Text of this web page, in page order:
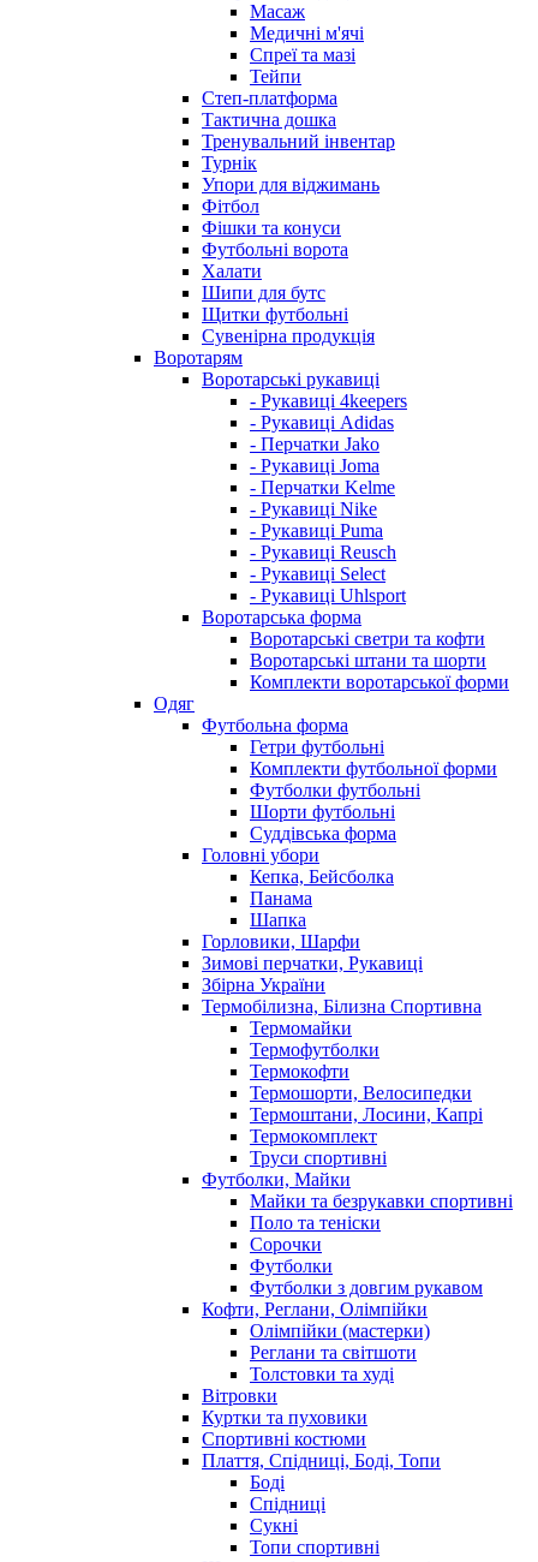
Масаж
Медичні м'ячі
Спреї та мазі
Тейпи
Степ-платформа
Тактична дошка
Тренувальний інвентар
Турнік
Упори для віджимань
Фітбол
Фішки та конуси
Футбольні ворота
Халати
Шипи для бутс
Щитки футбольні
Сувенірна продукція
Воротарям
Воротарські рукавиці
- Рукавиці 4keepers
- Рукавиці Adidas
- Перчатки Jako
- Рукавиці Joma
- Перчатки Kelme
- Рукавиці Nike
- Рукавиці Puma
- Рукавиці Reusch
- Рукавиці Select
- Рукавиці Uhlsport
Воротарська форма
Воротарські светри та кофти
Воротарські штани та шорти
Комплекти воротарської форми
Одяг
Футбольна форма
Гетри футбольні
Комплекти футбольної форми
Футболки футбольні
Шорти футбольні
Суддівська форма
Головні убори
Кепка, Бейсболка
Панама
Шапка
Горловики, Шарфи
Зимові перчатки, Рукавиці
Збірна України
Термобілизна, Білизна Спортивна
Термомайки
Термофутболки
Термокофти
Термошорти, Велосипедки
Термоштани, Лосини, Капрі
Термокомплект
Труси спортивні
Футболки, Майки
Майки та безрукавки спортивні
Поло та теніски
Сорочки
Футболки
Футболки з довгим рукавом
Кофти, Реглани, Олімпійки
Олімпійки (мастерки)
Реглани та світшоти
Толстовки та худі
Вітровки
Куртки та пуховики
Спортивні костюми
Плаття, Спідниці, Боді, Топи
Боді
Спідниці
Сукні
Топи спортивні